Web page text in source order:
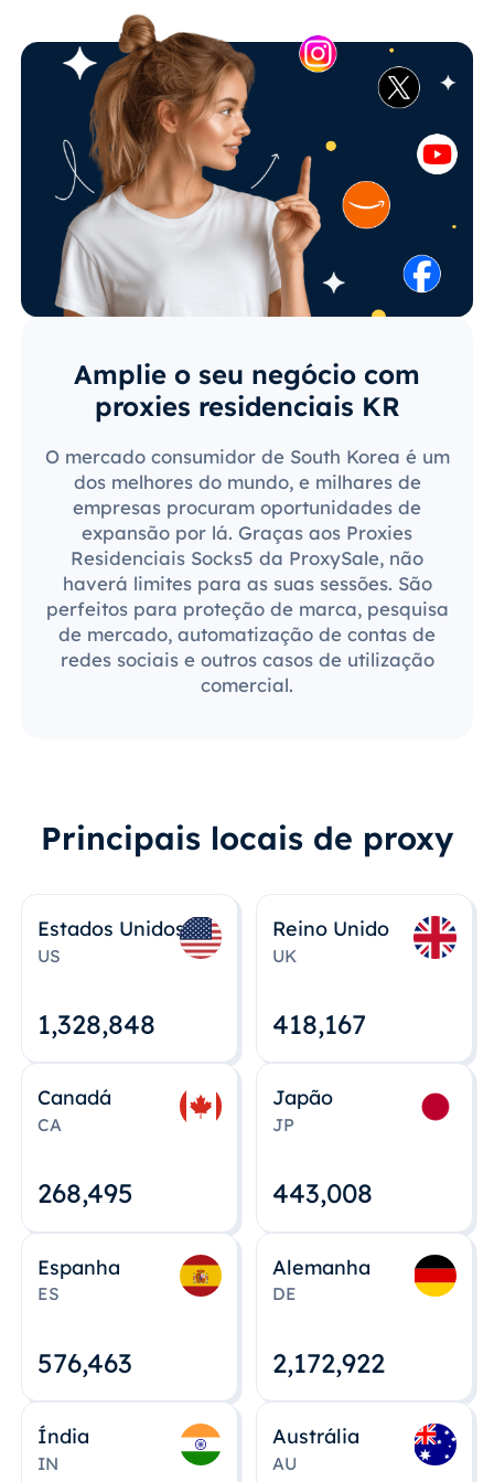
Amplie o seu negócio com
proxies residenciais KR
O mercado consumidor de South Korea é um
dos melhores do mundo, e milhares de
empresas procuram oportunidades de
expansão por lá. Graças aos Proxies
Residenciais Socks5 da ProxySale, não
haverá limites para as suas sessões. São
perfeitos para proteção de marca, pesquisa
de mercado, automatização de contas de
redes sociais e outros casos de utilização
comercial.
Principais locais de proxy
Estados Unidos
US
1,328,848
Reino Unido
UK
418,167
Canadá
CA
268,495
Japão
JP
443,008
Espanha
ES
576,463
Alemanha
DE
2,172,922
Índia
IN
Austrália
AU